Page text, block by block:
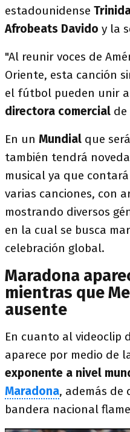
estadounidense
Afrobeats Davido y la
"Al reunir voces de
Oriente, esta canción
el fútbol pueden unir
directora comercial de
En un Mundial que
también tendrá
musical ya que
varias canciones, con
mostrando diversos
en la cual se busca
celebración global.
Maradona
mientras que
ausente
En cuanto al videoclip
aparece por medio de
exponente a nivel
Maradona, además de
bandera nacional